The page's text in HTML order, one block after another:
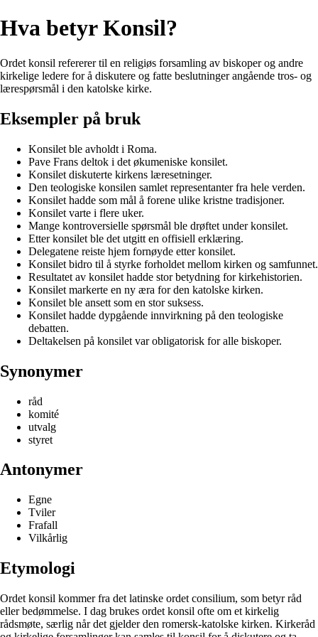
Hva betyr Konsil?
Ordet konsil refererer til en religiøs forsamling av biskoper og andre
kirkelige ledere for å diskutere og fatte beslutninger angående tros- og
lærespørsmål i den katolske kirke.
Eksempler på bruk
Konsilet ble avholdt i Roma.
Pave Frans deltok i det økumeniske konsilet.
Konsilet diskuterte kirkens læresetninger.
Den teologiske konsilen samlet representanter fra hele verden.
Konsilet hadde som mål å forene ulike kristne tradisjoner.
Konsilet varte i flere uker.
Mange kontroversielle spørsmål ble drøftet under konsilet.
Etter konsilet ble det utgitt en offisiell erklæring.
Delegatene reiste hjem fornøyde etter konsilet.
Konsilet bidro til å styrke forholdet mellom kirken og samfunnet.
Resultatet av konsilet hadde stor betydning for kirkehistorien.
Konsilet markerte en ny æra for den katolske kirken.
Konsilet ble ansett som en stor suksess.
Konsilet hadde dypgående innvirkning på den teologiske
debatten.
Deltakelsen på konsilet var obligatorisk for alle biskoper.
Synonymer
råd
komité
utvalg
styret
Antonymer
Egne
Tviler
Frafall
Vilkårlig
Etymologi
Ordet konsil kommer fra det latinske ordet consilium, som betyr råd
eller bedømmelse. I dag brukes ordet konsil ofte om et kirkelig
rådsmøte, særlig når det gjelder den romersk-katolske kirken. Kirkeråd